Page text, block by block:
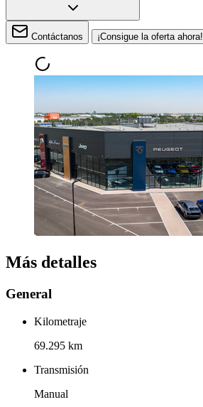
Contáctanos ¡Consigue la oferta ahora!
Más detalles
General
Kilometraje
69.295 km
Transmisión
Manual